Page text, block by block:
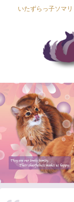
いたずらっ子ソマ